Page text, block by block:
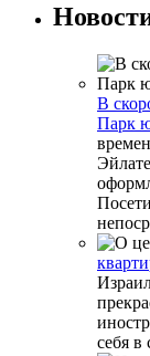
В
Парк
себя в